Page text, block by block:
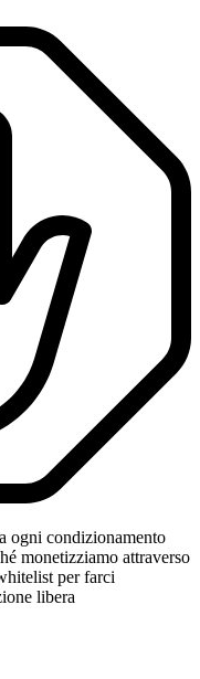
ogni condizionamento
monetizziamo attraverso
per farci
libera